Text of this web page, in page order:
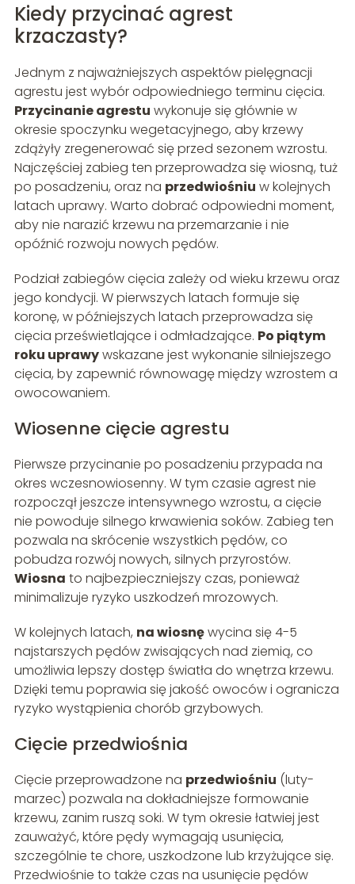
Kiedy przycinać agrest
krzaczasty?
Jednym z najważniejszych aspektów pielęgnacji
agrestu jest wybór odpowiedniego terminu cięcia.
Przycinanie agrestu wykonuje się głównie w
okresie spoczynku wegetacyjnego, aby krzewy
zdążyły zregenerować się przed sezonem wzrostu.
Najczęściej zabieg ten przeprowadza się wiosną, tuż
po posadzeniu, oraz na przedwiośniu w kolejnych
latach uprawy. Warto dobrać odpowiedni moment,
aby nie narazić krzewu na przemarzanie i nie
opóźnić rozwoju nowych pędów.
Podział zabiegów cięcia zależy od wieku krzewu oraz
jego kondycji. W pierwszych latach formuje się
koronę, w późniejszych latach przeprowadza się
cięcia prześwietlające i odmładzające. Po piątym
roku uprawywskazane jest wykonanie silniejszego
cięcia, by zapewnić równowagę między wzrostem a
owocowaniem.
Wiosenne cięcie agrestu
Pierwsze przycinanie po posadzeniu przypada na
okres wczesnowiosenny. W tym czasie agrest nie
rozpoczął jeszcze intensywnego wzrostu, a cięcie
nie powoduje silnego krwawienia soków. Zabieg ten
pozwala na skrócenie wszystkich pędów, co
pobudza rozwój nowych, silnych przyrostów.
Wiosna to najbezpieczniejszy czas, ponieważ
minimalizuje ryzyko uszkodzeń mrozowych.
W kolejnych latach, na wiosnęwycina się 4-5
najstarszych pędów zwisających nad ziemią, co
umożliwia lepszy dostęp światła do wnętrza krzewu.
Dzięki temu poprawia się jakość owoców i ogranicza
ryzyko wystąpienia chorób grzybowych.
Cięcie przedwiośnia
Cięcie przeprowadzone na przedwiośniu (luty-
marzec) pozwala na dokładniejsze formowanie
krzewu, zanim ruszą soki. W tym okresie łatwiej jest
zauważyć, które pędy wymagają usunięcia,
szczególnie te chore, uszkodzone lub krzyżujące się.
Przedwiośnie to także czas na usunięcie pędów